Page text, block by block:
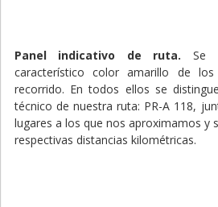
Panel indicativo de ruta.
Se
característico color amarillo de
recorrido. En todos ellos se
técnico de nuestra ruta: PR-A 118,
lugares a los que nos aproximamos y
respectivas distancias kilométricas.